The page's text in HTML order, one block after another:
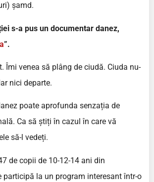
șamd.
s-a pus un documentar danez,
”.
Îmi venea să plâng de ciudă. Ciuda nu-
nici departe.
poate aprofunda senzația de
Ca să știți în cazul în care vă
să-l vedeți.
de copii de 10-12-14 ani din
participă la un program interesant într-o